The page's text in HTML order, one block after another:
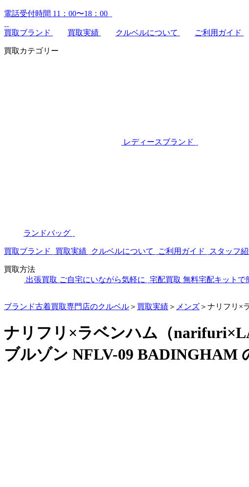
電話受付時間 11：00〜18：00
買取ブランド 買取実績 クルベルについて ご利用ガイド
買取カテゴリー
レディースブランド
ランドバッグ
買取ブランド 買取実績 クルベルについて ご利用ガイド スタッフ
買取方法
出張買取 ご自宅にいながら気軽に 宅配買取 無料宅配キットで
ブランド古着買取専門店のクルベル ＞ 買取実績 ＞ メンズ ＞ ナリフリ×
ナリフリ×ラベンハム（
ブルゾン NFLV-09 BADINGHAM